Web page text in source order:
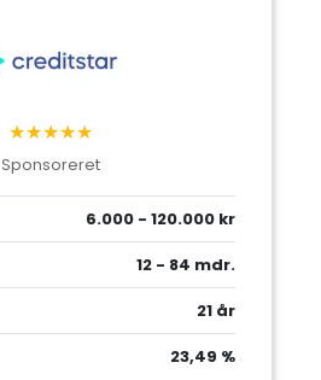
★★★★★
Sponsoreret
6.000 - 120.000 kr
12 - 84 mdr.
21 år
23,49 %